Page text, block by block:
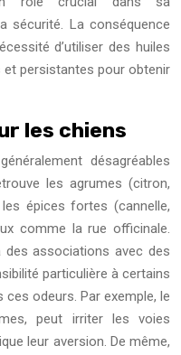
sécurité. La conséquence
d’utiliser des huiles
persistantes pour obtenir
les chiens
désagréables
les agrumes (citron,
épices fortes (cannelle,
comme la rue officinale.
associations avec des
particulière à certains
odeurs. Par exemple, le
peut irriter les voies
leur aversion. De même,